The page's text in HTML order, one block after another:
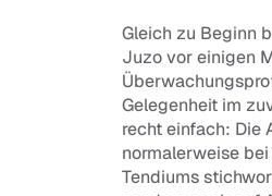
Gleich zu Beginn
Juzo vor einigen
Gelegenheit im
recht einfach: Die
normalerweise
Tendiums